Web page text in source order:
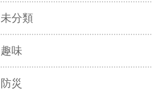
未分類
趣味
防災